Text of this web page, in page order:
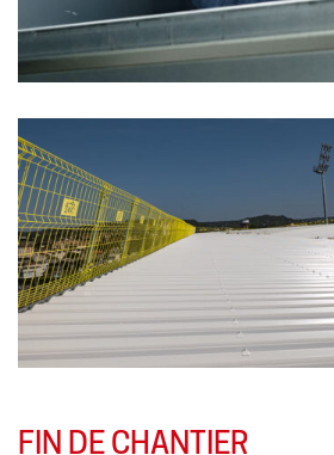
FIN DE CHANTIER